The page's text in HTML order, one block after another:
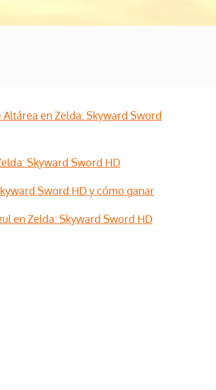
en Zelda: Skyward Sword
Skyward Sword HD
Sword HD y cómo ganar
en Zelda: Skyward Sword HD